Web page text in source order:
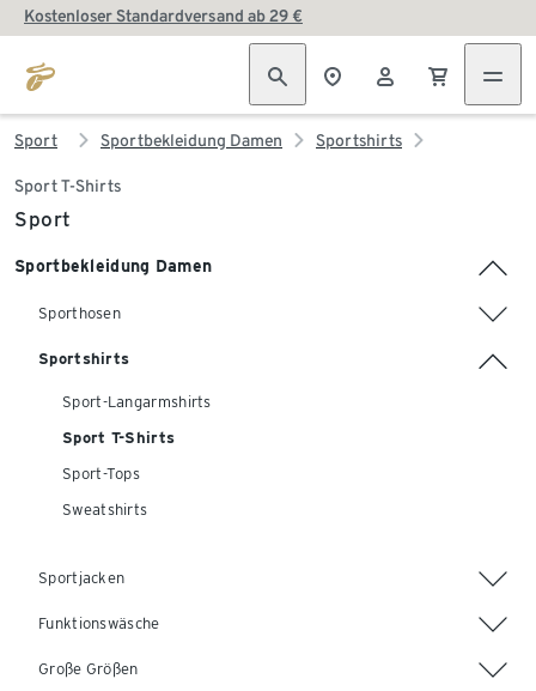
Kostenloser Standardversand ab 29 €
Sport Sportbekleidung Damen Sportshirts
Sport T-Shirts
Sport
Sportbekleidung Damen
Sporthosen
Sportshirts
Sport-Langarmshirts
Sport T-Shirts
Sport-Tops
Sweatshirts
Sportjacken
Funktionswäsche
Große Größen